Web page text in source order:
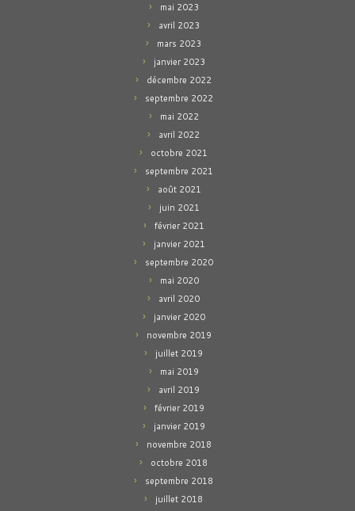
mai 2023
avril 2023
mars 2023
janvier 2023
décembre 2022
septembre 2022
mai 2022
avril 2022
octobre 2021
septembre 2021
août 2021
juin 2021
février 2021
janvier 2021
septembre 2020
mai 2020
avril 2020
janvier 2020
novembre 2019
juillet 2019
mai 2019
avril 2019
février 2019
janvier 2019
novembre 2018
octobre 2018
septembre 2018
juillet 2018